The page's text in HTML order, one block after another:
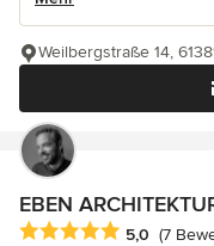
Weilbergstraße 14,
EBEN
Durchschnittliche
5,0 (7